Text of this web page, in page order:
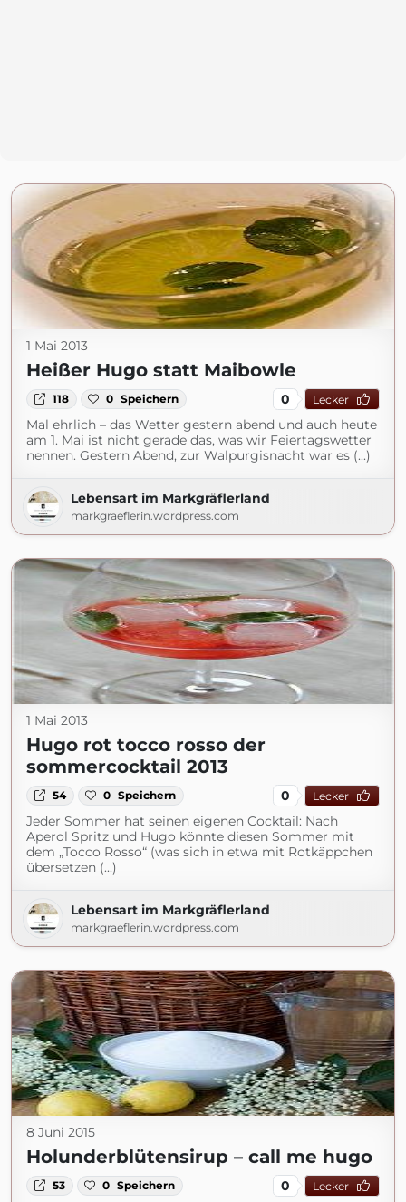
1 Mai 2013
Heißer Hugo statt Maibowle
118 0 Speichern 0 Lecker
Mal ehrlich – das Wetter gestern abend und auch heute
am 1. Mai ist nicht gerade das, was wir Feiertagswetter
nennen. Gestern Abend, zur Walpurgisnacht war es (...)
Lebensart im Markgräflerland
markgraeflerin.wordpress.com
1 Mai 2013
Hugo rot tocco rosso der
sommercocktail 2013
54 0 Speichern 0 Lecker
Jeder Sommer hat seinen eigenen Cocktail: Nach
Aperol Spritz und Hugo könnte diesen Sommer mit
dem „Tocco Rosso“ (was sich in etwa mit Rotkäppchen
übersetzen (...)
Lebensart im Markgräflerland
markgraeflerin.wordpress.com
8 Juni 2015
Holunderblütensirup – call me hugo
53 0 Speichern 0 Lecker